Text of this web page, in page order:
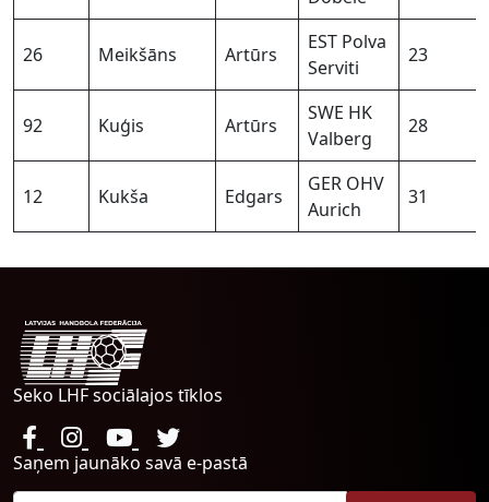
26 Meikšāns Artūrs
EST Polva
Serviti
23
92 Kuģis Artūrs
SWE HK
Valberg
28
12 Kukša Edgars
GER OHV
Aurich
31
Seko LHF sociālajos tīklos
Saņem jaunāko savā e-pastā